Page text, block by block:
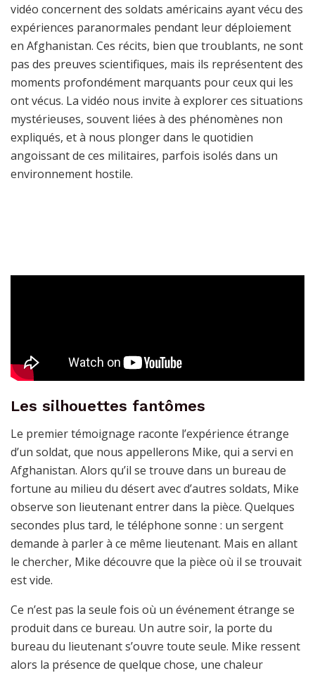
vidéo concernent des soldats américains ayant vécu des
expériences paranormales pendant leur déploiement
en Afghanistan. Ces récits, bien que troublants, ne sont
pas des preuves scientifiques, mais ils représentent des
moments profondément marquants pour ceux qui les
ont vécus. La vidéo nous invite à explorer ces situations
mystérieuses, souvent liées à des phénomènes non
expliqués, et à nous plonger dans le quotidien
angoissant de ces militaires, parfois isolés dans un
environnement hostile.
Les silhouettes fantômes
Le premier témoignage raconte l’expérience étrange
d’un soldat, que nous appellerons Mike, qui a servi en
Afghanistan. Alors qu’il se trouve dans un bureau de
fortune au milieu du désert avec d’autres soldats, Mike
observe son lieutenant entrer dans la pièce. Quelques
secondes plus tard, le téléphone sonne : un sergent
demande à parler à ce même lieutenant. Mais en allant
le chercher, Mike découvre que la pièce où il se trouvait
est vide.
Ce n’est pas la seule fois où un événement étrange se
produit dans ce bureau. Un autre soir, la porte du
bureau du lieutenant s’ouvre toute seule. Mike ressent
alors la présence de quelque chose, une chaleur